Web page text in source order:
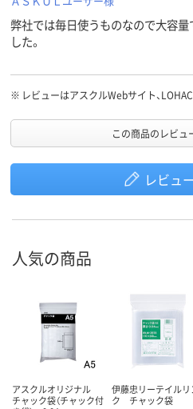
弊社では毎日使うものなので大容
した。
※ レビューはアスクルWebサイト、
この商品のレビュ
レビュ
人気の商品
アスクルオリジナル
チャック袋（チャック付
伊藤忠リーテイルリ
ク チャック袋